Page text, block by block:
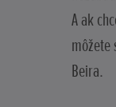
A ak
môžete
Beira.